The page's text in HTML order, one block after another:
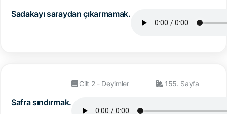
Sadakayı saraydan çıkarmamak.
Safra sındırmak.
Cilt 2 - Deyimler 155. Sayfa